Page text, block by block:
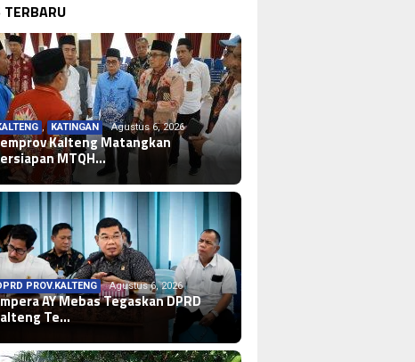
TERBARU
, KATINGAN Agustus 6, 2026
Kalteng Matangkan
MTQH…
PROV.KALTENG Agustus 6, 2026
AY Mebas Tegaskan DPRD
Te…